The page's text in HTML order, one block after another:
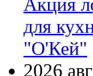
для
"О'Кей"
2026